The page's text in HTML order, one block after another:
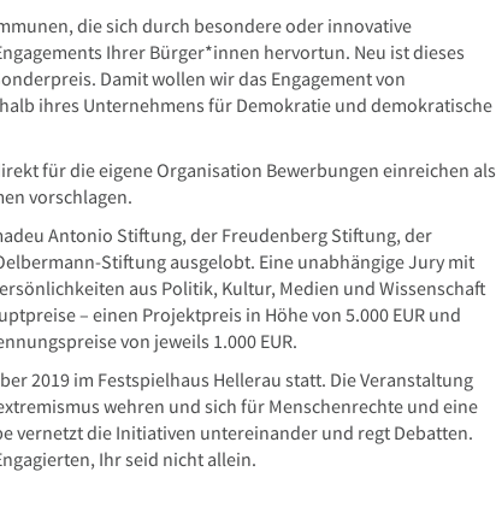
die sich durch besondere oder innovative
Ihrer Bürger*innen hervortun. Neu ist dieses
Damit wollen wir das Engagement von
ihres Unternehmens für Demokratie und demokratische
für die eigene Organisation Bewerbungen einreichen als
vorschlagen.
Antonio Stiftung, der Freudenberg Stiftung, der
Stiftung ausgelobt. Eine unabhängige Jury mit
aus Politik, Kultur, Medien und Wissenschaft
– einen Projektpreis in Höhe von 5.000 EUR und
von jeweils 1.000 EUR.
2019 im Festspielhaus Hellerau statt. Die Veranstaltung
wehren und sich für Menschenrechte und eine
vernetzt die Initiativen untereinander und regt Debatten.
Ihr seid nicht allein.